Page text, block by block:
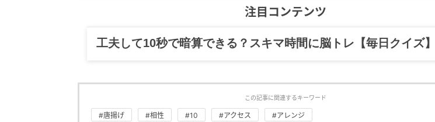
注目コンテンツ
グルメ、ギャグ、子育て、旅行記……全部、読めます。
この記事に関連するキーワード
#唐揚げ #相性 #10 #アクセス #アレンジ